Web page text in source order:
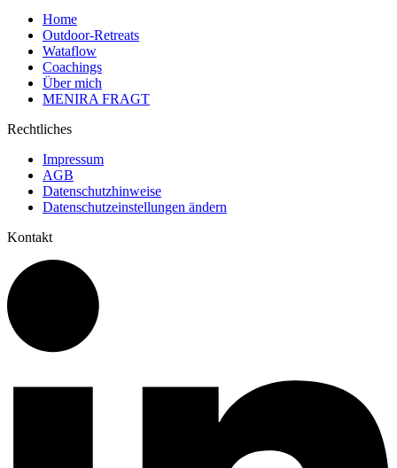
Home
Outdoor-Retreats
Wataflow
Coachings
Über mich
MENIRA FRAGT
Rechtliches
Impressum
AGB
Datenschutzhinweise
Datenschutzeinstellungen ändern
Kontakt